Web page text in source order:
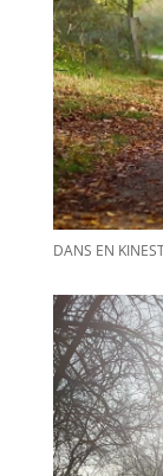
DANS EN